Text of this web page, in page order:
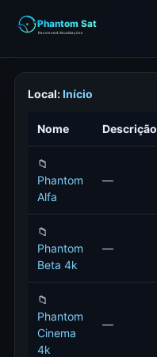
Local:Início
Nome Descrição
📁
Phantom
Alfa
—
📁
Phantom
Beta 4k
—
📁
Phantom
Cinema
4k
—